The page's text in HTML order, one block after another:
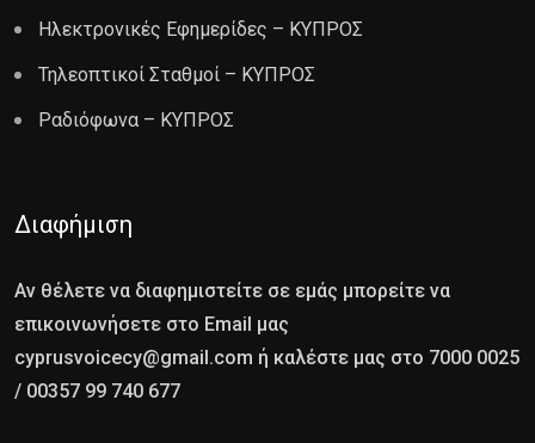
Ηλεκτρονικές Εφημερίδες – ΚΥΠΡΟΣ
Τηλεοπτικοί Σταθμοί – ΚΥΠΡΟΣ
Ραδιόφωνα – ΚΥΠΡΟΣ
Διαφήμιση
Αν θέλετε να διαφημιστείτε σε εμάς μπορείτε να
επικοινωνήσετε στο Email μας
cyprusvoicecy@gmail.com ή καλέστε μας στο 7000 0025
/ 00357 99 740 677